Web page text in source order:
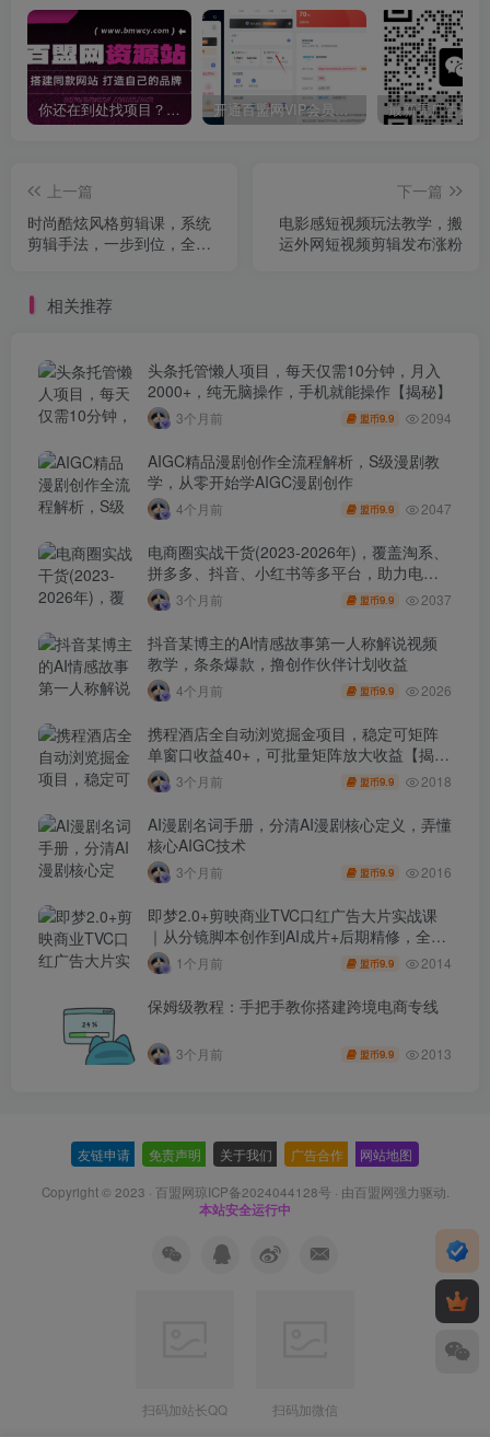
你还在到处找项目？还在当韭菜？我靠卖项目一个月收入5万+，曾经我也是个失败者。 开通百盟网VIP会员，尊享全站资源免费下载，享70%的推广提成！！【限时五折优惠】
上一篇
时尚酷炫风格剪辑课，系统
剪辑手法，一步到位，全程
下一篇
电影感短视频玩法教学，搬
运外网短视频剪辑发布涨粉
相关推荐
头条托管懒人项目，每天仅需10分钟，月入
2000+，纯无脑操作，手机就能操作【揭秘】
3个月前 盟币9.9 2094
AIGC精品漫剧创作全流程解析，S级漫剧教
学，从零开始学AIGC漫剧创作
4个月前 盟币9.9 2047
电商圈实战干货(2023-2026年)，覆盖淘系、
拼多多、抖音、小红书等多平台，助力电商
人避开坑、提效率、稳盈利(更新4月)
3个月前 盟币9.9 2037
抖音某博主的AI情感故事第一人称解说视频
教学，条条爆款，撸创作伙伴计划收益
4个月前 盟币9.9 2026
携程酒店全自动浏览掘金项目，稳定可矩阵
单窗口收益40+，可批量矩阵放大收益【揭
秘】3个月前 盟币9.9 2018
AI漫剧名词手册，分清AI漫剧核心定义，弄懂
核心AIGC技术
3个月前 盟币9.9 2016
即梦2.0+剪映商业TVC口红广告大片实战课
｜从分镜脚本创作到AI成片+后期精修，全流
程打造品牌级产品广告
1个月前 盟币9.9 2014
保姆级教程：手把手教你搭建跨境电商专线
3个月前 盟币9.9 2013
友链申请 免责声明 关于我们 广告合作 网站地图
Copyright © 2023 · 百盟网琼ICP备2024044128号 · 由百盟网强力驱动.
本站安全运行中
扫码加站长QQ 扫码加微信